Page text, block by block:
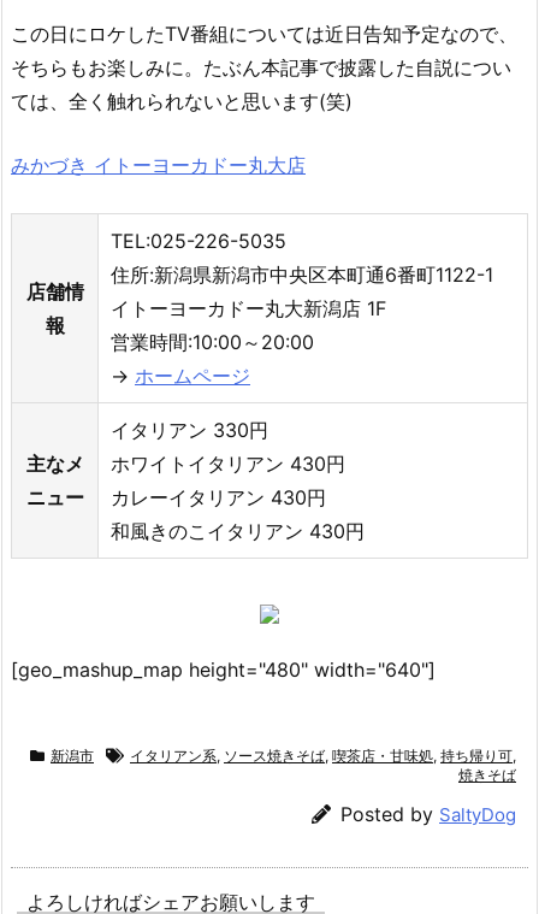
この日にロケしたTV番組については近日告知予定なので、
そちらもお楽しみに。たぶん本記事で披露した自説につい
ては、全く触れられないと思います(笑)
みかづき イトーヨーカドー丸大店
店舗情
報
TEL:025-226-5035
住所:新潟県新潟市中央区本町通6番町1122-1
イトーヨーカドー丸大新潟店 1F
営業時間:10:00～20:00
→ ホームページ
主なメ
ニュー
イタリアン 330円
ホワイトイタリアン 430円
カレーイタリアン 430円
和風きのこイタリアン 430円
[geo_mashup_map height="480" width="640"]
新潟市 イタリアン系, ソース焼きそば, 喫茶店・甘味処, 持ち帰り可,
焼きそば
Posted by SaltyDog
よろしければシェアお願いします